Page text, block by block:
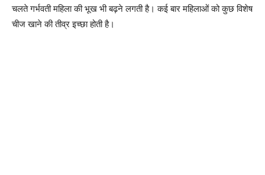
चलते गर्भवती महिला की भूख भी बढ़ने लगती है। कई बार महिलाओं को कुछ विशेष
चीज खाने की तीव्र इच्छा होती है।